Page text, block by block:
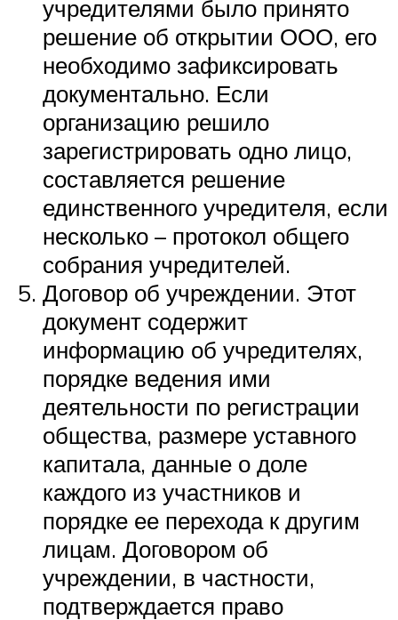
учредителями было принято
решение об открытии ООО, его
необходимо зафиксировать
документально. Если
организацию решило
зарегистрировать одно лицо,
составляется решение
единственного учредителя, если
несколько – протокол общего
собрания учредителей.
Договор об учреждении. Этот
документ содержит
информацию об учредителях,
порядке ведения ими
деятельности по регистрации
общества, размере уставного
капитала, данные о доле
каждого из участников и
порядке ее перехода к другим
лицам. Договором об
учреждении, в частности,
подтверждается право